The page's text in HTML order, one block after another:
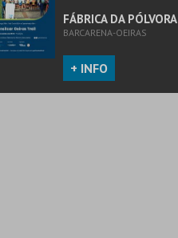
FÁBRICA DA PÓLVORA
BARCARENA-OEIRAS
+ INFO